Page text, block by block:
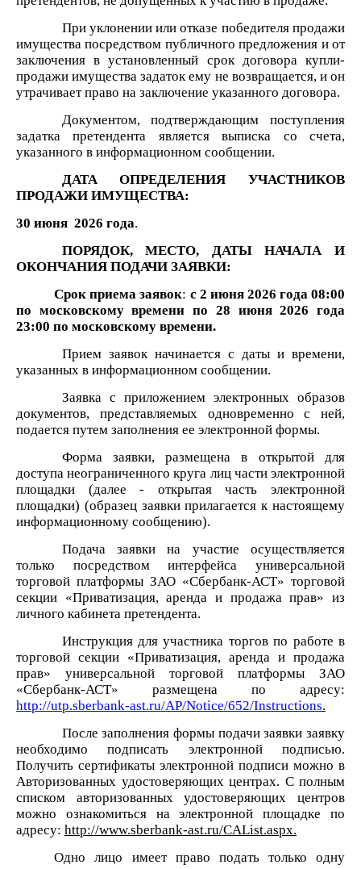
При уклонении или отказе победителя продажи
имущества посредством публичного предложения и от
заключения в установленный срок договора купли-
продажи имущества задаток ему не возвращается, и он
утрачивает право на заключение указанного договора.
Документом, подтверждающим поступления
задатка претендента является выписка со счета,
указанного в информационном сообщении.
ДАТА ОПРЕДЕЛЕНИЯ УЧАСТНИКОВ
ПРОДАЖИ ИМУЩЕСТВА:
30 июня 2026 года.
ПОРЯДОК, МЕСТО, ДАТЫ НАЧАЛА И
ОКОНЧАНИЯ ПОДАЧИ ЗАЯВКИ:
Срок приема заявок: с 2 июня 2026 года08:00
по московскому времени по 28 июня 2026 года
23:00 по московскому времени.
Прием заявок начинается с даты и времени,
указанных в информационном сообщении.
Заявка с приложением электронных образов
документов, представляемых одновременно с ней,
подается путем заполнения ее электронной формы.
Форма заявки, размещена в открытой для
доступа неограниченного круга лиц части электронной
площадки (далее - открытая часть электронной
площадки) (образец заявки прилагается к настоящему
информационному сообщению).
Подача заявки на участие осуществляется
только посредством интерфейса универсальной
торговой платформы ЗАО «Сбербанк-АСТ» торговой
секции «Приватизация, аренда и продажа прав» из
личного кабинета претендента.
Инструкция для участника торгов по работе в
торговой секции «Приватизация, аренда и продажа
прав» универсальной торговой платформы ЗАО
«Сбербанк-АСТ» размещена по адресу:
http://utp.sberbank-ast.ru/AP/Notice/652/Instructions.
После заполнения формы подачи заявки заявку
необходимо подписать электронной подписью.
Получить сертификаты электронной подписи можно в
Авторизованных удостоверяющих центрах. С полным
списком авторизованных удостоверяющих центров
можно ознакомиться на электронной площадке по
адресу: http://www.sberbank-ast.ru/CAList.aspx.
Одно лицо имеет право подать только одну